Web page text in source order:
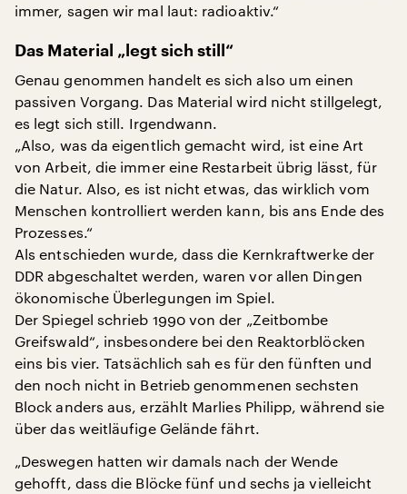
immer, sagen wir mal laut: radioaktiv.“
Das Material „legt sich still“
Genau genommen handelt es sich also um einen
passiven Vorgang. Das Material wird nicht stillgelegt,
es legt sich still. Irgendwann.
„Also, was da eigentlich gemacht wird, ist eine Art
von Arbeit, die immer eine Restarbeit übrig lässt, für
die Natur. Also, es ist nicht etwas, das wirklich vom
Menschen kontrolliert werden kann, bis ans Ende des
Prozesses.“
Als entschieden wurde, dass die Kernkraftwerke der
DDR abgeschaltet werden, waren vor allen Dingen
ökonomische Überlegungen im Spiel.
Der Spiegel schrieb 1990 von der „Zeitbombe
Greifswald“, insbesondere bei den Reaktorblöcken
eins bis vier. Tatsächlich sah es für den fünften und
den noch nicht in Betrieb genommenen sechsten
Block anders aus, erzählt Marlies Philipp, während sie
über das weitläufige Gelände fährt.
„Deswegen hatten wir damals nach der Wende
gehofft, dass die Blöcke fünf und sechs ja vielleicht